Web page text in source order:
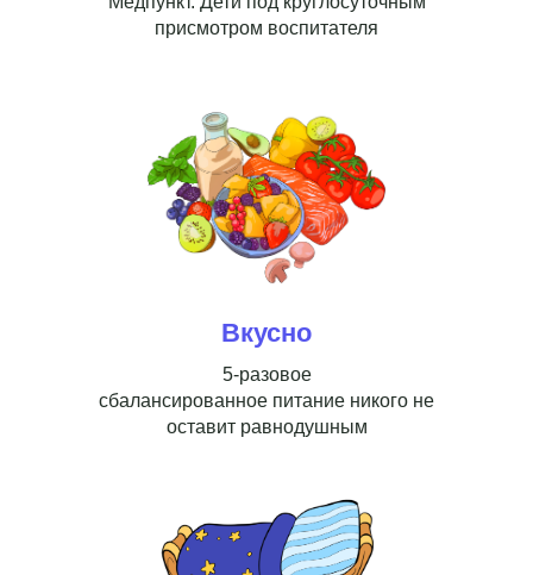
присмотром воспитателя
Вкусно
5-разовое
сбалансированное питание никого не
оставит равнодушным